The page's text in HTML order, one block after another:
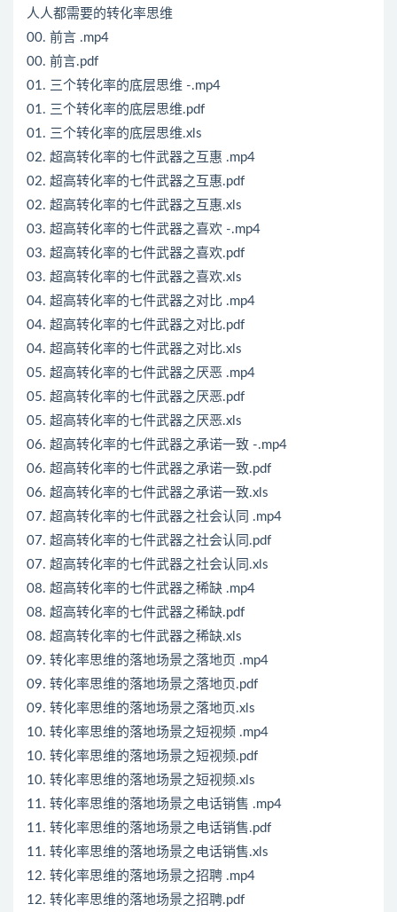
人人都需要的转化率思维
00. 前言 .mp4
00. 前言.pdf
01. 三个转化率的底层思维 -.mp4
01. 三个转化率的底层思维.pdf
01. 三个转化率的底层思维.xls
02. 超高转化率的七件武器之互惠 .mp4
02. 超高转化率的七件武器之互惠.pdf
02. 超高转化率的七件武器之互惠.xls
03. 超高转化率的七件武器之喜欢 -.mp4
03. 超高转化率的七件武器之喜欢.pdf
03. 超高转化率的七件武器之喜欢.xls
04. 超高转化率的七件武器之对比 .mp4
04. 超高转化率的七件武器之对比.pdf
04. 超高转化率的七件武器之对比.xls
05. 超高转化率的七件武器之厌恶 .mp4
05. 超高转化率的七件武器之厌恶.pdf
05. 超高转化率的七件武器之厌恶.xls
06. 超高转化率的七件武器之承诺一致 -.mp4
06. 超高转化率的七件武器之承诺一致.pdf
06. 超高转化率的七件武器之承诺一致.xls
07. 超高转化率的七件武器之社会认同 .mp4
07. 超高转化率的七件武器之社会认同.pdf
07. 超高转化率的七件武器之社会认同.xls
08. 超高转化率的七件武器之稀缺 .mp4
08. 超高转化率的七件武器之稀缺.pdf
08. 超高转化率的七件武器之稀缺.xls
09. 转化率思维的落地场景之落地页 .mp4
09. 转化率思维的落地场景之落地页.pdf
09. 转化率思维的落地场景之落地页.xls
10. 转化率思维的落地场景之短视频 .mp4
10. 转化率思维的落地场景之短视频.pdf
10. 转化率思维的落地场景之短视频.xls
11. 转化率思维的落地场景之电话销售 .mp4
11. 转化率思维的落地场景之电话销售.pdf
11. 转化率思维的落地场景之电话销售.xls
12. 转化率思维的落地场景之招聘 .mp4
12. 转化率思维的落地场景之招聘.pdf